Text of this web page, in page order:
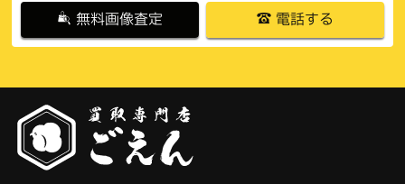
クリスチャンディオール
コールハーン（1）
シャネル（5）
無料画像査定 電話する